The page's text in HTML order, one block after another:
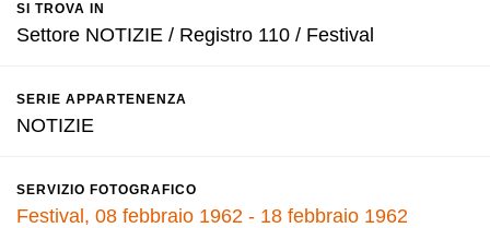
SI TROVA IN
Settore NOTIZIE / Registro 110 / Festival
SERIE APPARTENENZA
NOTIZIE
SERVIZIO FOTOGRAFICO
Festival, 08 febbraio 1962 - 18 febbraio 1962